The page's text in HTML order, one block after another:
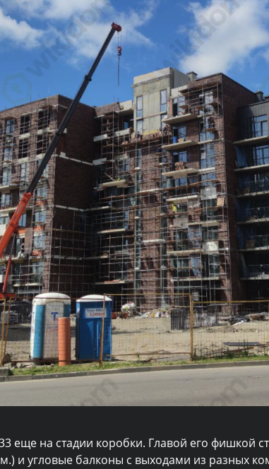
еще на стадии коробки. Главой его фишкой
и угловые балконы с выходами из разных